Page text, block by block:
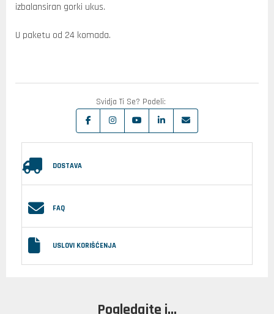
izbalansiran gorki ukus.
U paketu od 24 komada.
Svidja Ti Se? Podeli:
DOSTAVA
FAQ
USLOVI KORIŠĆENJA
Pogledajte i...